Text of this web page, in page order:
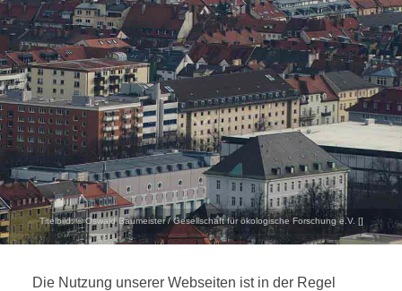
Titelbild:© Oswald Baumeister / Gesellschaft für ökologische Forschung e.V. []
Die Nutzung unserer Webseiten ist in der Regel